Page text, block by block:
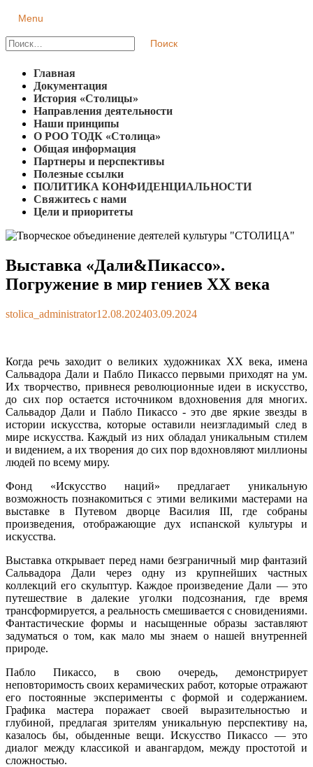
content
Творческое объединение деятелей культуры "СТОЛИЦА"
Региональная общественная организация
Primary
Menu
Menu
Найти:
Главная
Документация
История «Столицы»
Направления деятельности
Наши принципы
О РОО ТОДК «Столица»
Общая информация
Партнеры и перспективы
Полезные ссылки
ПОЛИТИКА КОНФИДЕНЦИАЛЬНОСТИ
Свяжитесь с нами
Цели и приоритеты
Выставка «Дали&Пикассо».
Погружение в мир гениев XX века
Author
stolica_administratorPublished
12.08.202403.09.2024
Когда речь заходит о великих художниках XX века, имена
Сальвадора Дали и Пабло Пикассо первыми приходят на ум.
Их творчество, привнеся революционные идеи в искусство,
до сих пор остается источником вдохновения для многих.
Сальвадор Дали и Пабло Пикассо - это две яркие звезды в
истории искусства, которые оставили неизгладимый след в
мире искусства. Каждый из них обладал уникальным стилем
и видением, а их творения до сих пор вдохновляют миллионы
людей по всему миру.
Фонд «Искусство наций» предлагает уникальную
возможность познакомиться с этими великими мастерами на
выставке в Путевом дворце Василия III, где собраны
произведения, отображающие дух испанской культуры и
искусства.
Выставка открывает перед нами безграничный мир фантазий
Сальвадора Дали через одну из крупнейших частных
коллекций его скульптур. Каждое произведение Дали — это
путешествие в далекие уголки подсознания, где время
трансформируется, а реальность смешивается с сновидениями.
Фантастические формы и насыщенные образы заставляют
задуматься о том, как мало мы знаем о нашей внутренней
природе.
Пабло Пикассо, в свою очередь, демонстрирует
неповторимость своих керамических работ, которые отражают
его постоянные эксперименты с формой и содержанием.
Графика мастера поражает своей выразительностью и
глубиной, предлагая зрителям уникальную перспективу на,
казалось бы, обыденные вещи. Искусство Пикассо — это
диалог между классикой и авангардом, между простотой и
сложностью.